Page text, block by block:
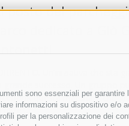
sono essenziali per
informazioni su dispositivo e/
per la personalizzazione dei
posto del
questa mattina e che
oltre …